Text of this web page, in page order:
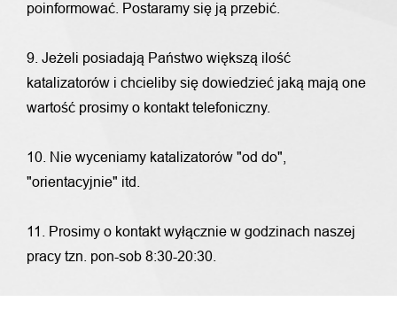
poinformować. Postaramy się ją przebić.
9. Jeżeli posiadają Państwo większą ilość
katalizatorów i chcieliby się dowiedzieć jaką mają one
wartość prosimy o kontakt telefoniczny.
10. Nie wyceniamy katalizatorów "od do",
"orientacyjnie" itd.
11. Prosimy o kontakt wyłącznie w godzinach naszej
pracy tzn. pon-sob 8:30-20:30.